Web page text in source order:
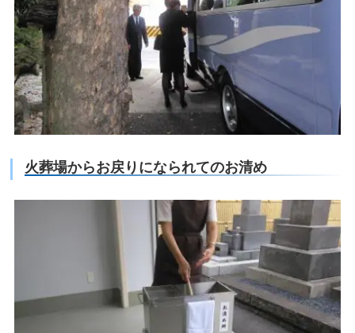
火葬場からお戻りになられてのお清め